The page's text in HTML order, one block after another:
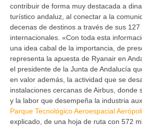
contribuir de forma muy destacada a
turístico andaluz, al conectar a la
decenas de destinos a través de sus
internacionales. «Con toda esta
una idea cabal de la importancia, de
representa la apuesta de Ryanair en
el presidente de la Junta de Andalucía
en valor además, la actividad que se
instalaciones cercanas de Airbus, donde
y la labor que desempeña la industria
Parque Tecnológico Aeroespacial
explicado, de una hoja de ruta con 572